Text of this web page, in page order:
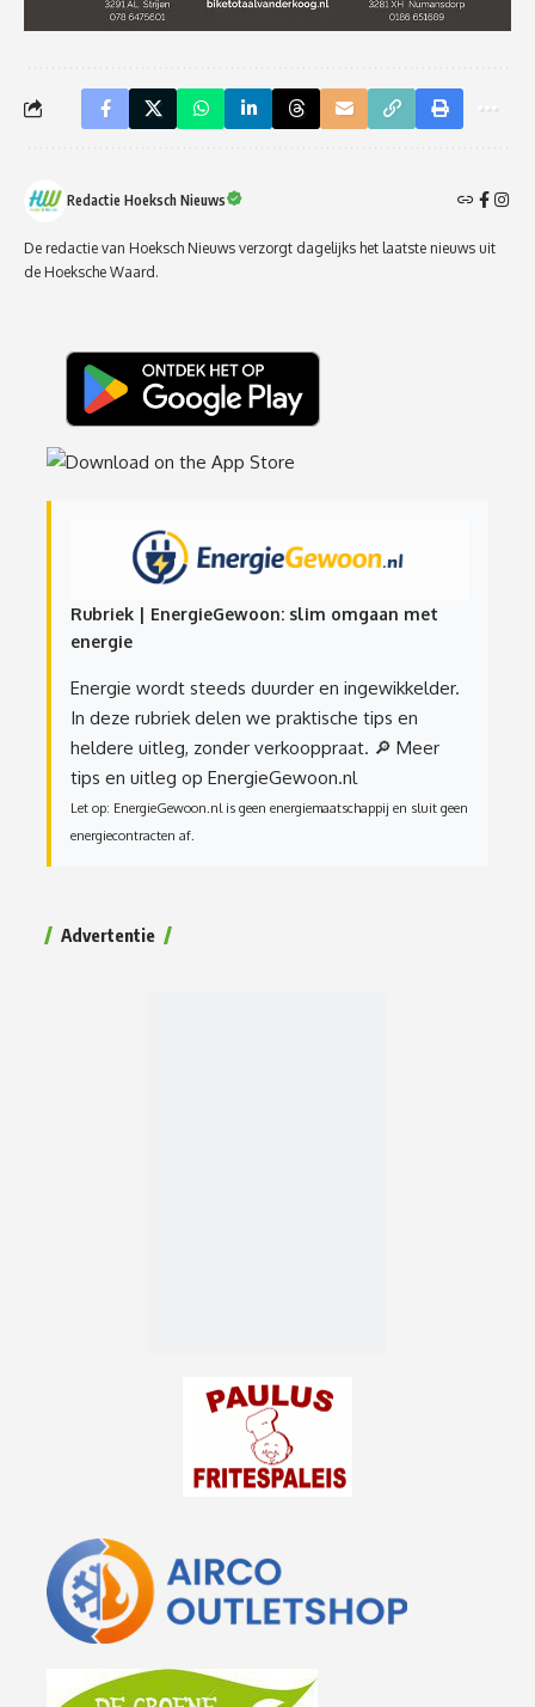
Redactie Hoeksch Nieuws
De redactie van Hoeksch Nieuws verzorgt dagelijks het laatste nieuws uit
de Hoeksche Waard.
Rubriek | EnergieGewoon: slim omgaan met
energie
Energie wordt steeds duurder en ingewikkelder.
In deze rubriek delen we praktische tips en
heldere uitleg, zonder verkooppraat. 🔎 Meer
tips en uitleg op EnergieGewoon.nl
Let op: EnergieGewoon.nl is geen energiemaatschappij en sluit geen
energiecontracten af.
Advertentie